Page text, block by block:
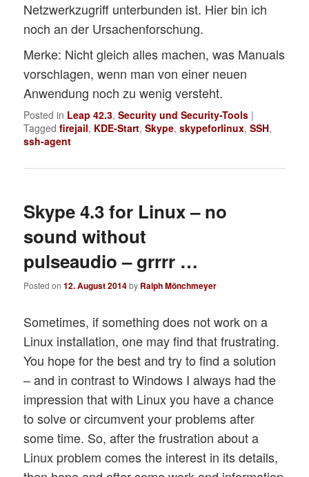
Netzwerkzugriff unterbunden ist. Hier bin ich
noch an der Ursachenforschung.
Merke: Nicht gleich alles machen, was Manuals
vorschlagen, wenn man von einer neuen
Anwendung noch zu wenig versteht.
Posted in Leap 42.3,Security und Security-Tools |
Tagged firejail, KDE-Start,Skype,skypeforlinux,SSH,
ssh-agent
Skype 4.3 for Linux – no
sound without
pulseaudio – grrrr …
Posted on12. August 2014by Ralph Mönchmeyer
Sometimes, if something does not work on a
Linux installation, one may find that frustrating.
You hope for the best and try to find a solution
– and in contrast to Windows I always had the
impression that with Linux you have a chance
to solve or circumvent your problems after
some time. So, after the frustration about a
Linux problem comes the interest in its details,